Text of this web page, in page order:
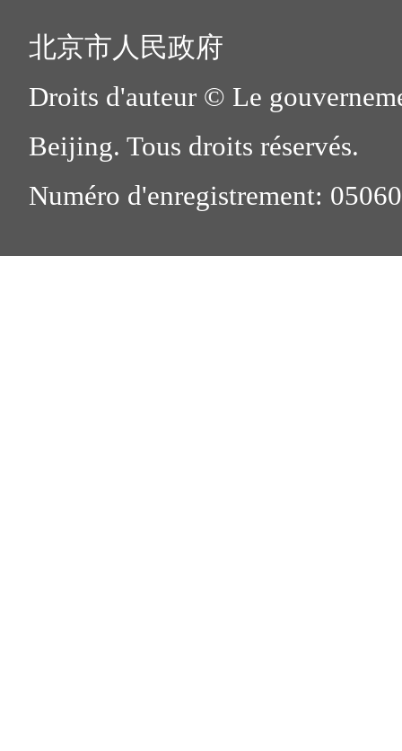
北京市人民政府
Droits d'auteur © Le
Beijing. Tous droits réservés.
Numéro d'enregistrement: